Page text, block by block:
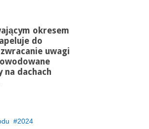
okresem
do
uwagi
na dachach
2024